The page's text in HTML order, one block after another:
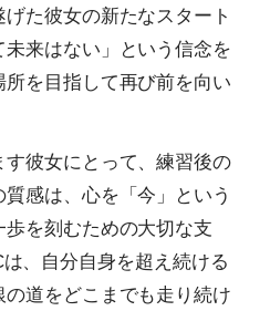
た彼女の新たなスタート
来はない」という信念を
を目指して再び前を向い
彼女にとって、練習後の
感は、心を「今」という
を刻むための大切な支
、自分自身を超え続ける
道をどこまでも走り続け